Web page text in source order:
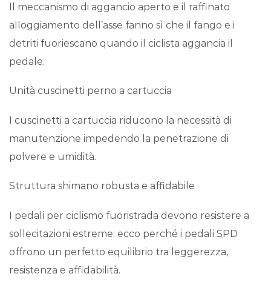
Il meccanismo di aggancio aperto e il raffinato
alloggiamento dell’asse fanno sì che il fango e i
detriti fuoriescano quando il ciclista aggancia il
pedale.
Unità cuscinetti perno a cartuccia
I cuscinetti a cartuccia riducono la necessità di
manutenzione impedendo la penetrazione di
polvere e umidità.
Struttura shimano robusta e affidabile
I pedali per ciclismo fuoristrada devono resistere a
sollecitazioni estreme: ecco perché i pedali SPD
offrono un perfetto equilibrio tra leggerezza,
resistenza e affidabilità.